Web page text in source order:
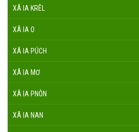
XÃ IA KRÊL
XÃ IA O
XÃ IA PÚCH
XÃ IA MƠ
XÃ IA PNÔN
XÃ IA NAN